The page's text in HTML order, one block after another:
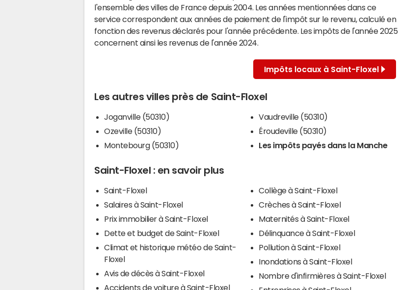
l'ensemble des villes de France depuis 2004. Les années mentionnées dans ce
service correspondent aux années de paiement de l'impôt sur le revenu, calculé en
fonction des revenus déclarés pour l'année précédente. Les impôts de l'année 2025
concernent ainsi les revenus de l'année 2024.
Impôts locaux à Saint-Floxel
Les autres villes près de Saint-Floxel
Joganville (50310)
Ozeville (50310)
Montebourg (50310)
Vaudreville (50310)
Éroudeville (50310)
Les impôts payés dans la Manche
Saint-Floxel : en savoir plus
Saint-Floxel
Salaires à Saint-Floxel
Prix immobilier à Saint-Floxel
Dette et budget de Saint-Floxel
Climat et historique météo de Saint-
Floxel
Avis de décès à Saint-Floxel
Accidents de voiture à Saint-Floxel
Collège à Saint-Floxel
Crèches à Saint-Floxel
Maternités à Saint-Floxel
Délinquance à Saint-Floxel
Pollution à Saint-Floxel
Inondations à Saint-Floxel
Nombre d'infirmières à Saint-Floxel